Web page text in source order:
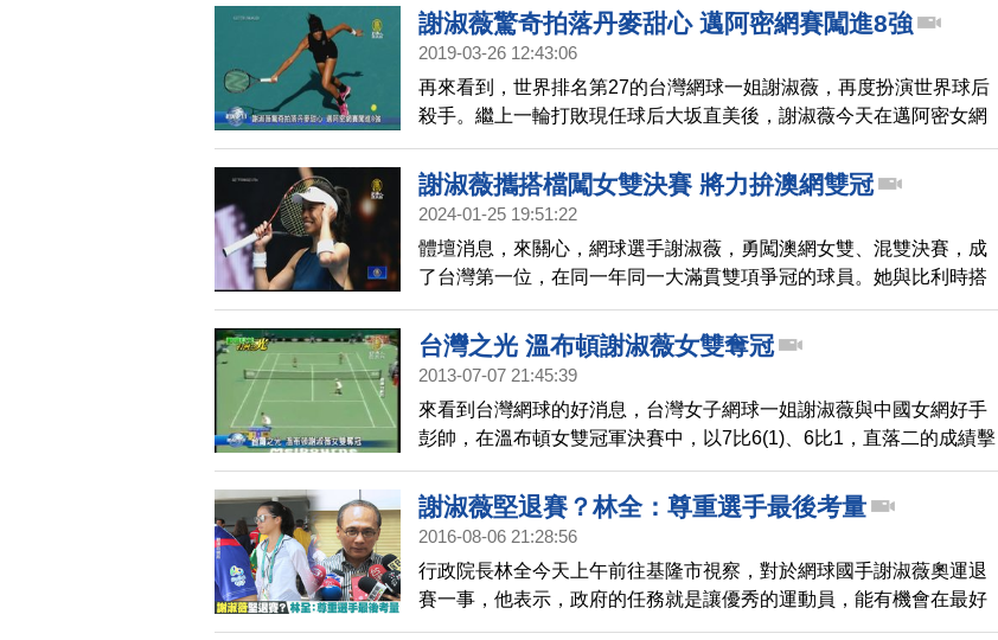
謝淑薇驚奇拍落丹麥甜心 邁阿密網賽闖進8強
2019-03-26 12:43:06
再來看到，世界排名第27的台灣網球一姐謝淑薇，再度扮演世界球后
殺手。繼上一輪打敗現任球后大坂直美後，謝淑薇今天在邁阿密女網
單打賽中，再爆冷門，以2比1，打敗前世界球后、世界排名第13的
「丹麥甜心」沃妮雅琪，闖進8強。
謝淑薇攜搭檔闖女雙決賽 將力拚澳網雙冠
2024-01-25 19:51:22
體壇消息，來關心，網球選手謝淑薇，勇闖澳網女雙、混雙決賽，成
了台灣第一位，在同一年同一大滿貫雙項爭冠的球員。她與比利時搭
檔梅丹斯，25日在澳洲網球公開賽的女雙4強賽，以7比5、1比6、6比
3擊敗澳洲的韓特與捷克的斯尼科娃，謝淑薇拿下9連勝，接下來，將
力拚澳網雙冠。
台灣之光 溫布頓謝淑薇女雙奪冠
2013-07-07 21:45:39
來看到台灣網球的好消息，台灣女子網球一姐謝淑薇與中國女網好手
彭帥，在溫布頓女雙冠軍決賽中，以7比6(1)、6比1，直落二的成績擊
敗澳洲的搭檔巴蒂和德拉奎爾。謝淑薇獲得生涯首座冠軍，也成為台
灣第一位在大滿貫比賽奪冠的選手。兩人共同獲得30萬英鎊(約台幣一
千三百五十萬元)的冠軍獎金。
謝淑薇堅退賽？林全：尊重選手最後考量
2016-08-06 21:28:56
行政院長林全今天上午前往基隆市視察，對於網球國手謝淑薇奧運退
賽一事，他表示，政府的任務就是讓優秀的運動員，能有機會在最好
的狀況下表現，但也尊重運動員最後的考量。